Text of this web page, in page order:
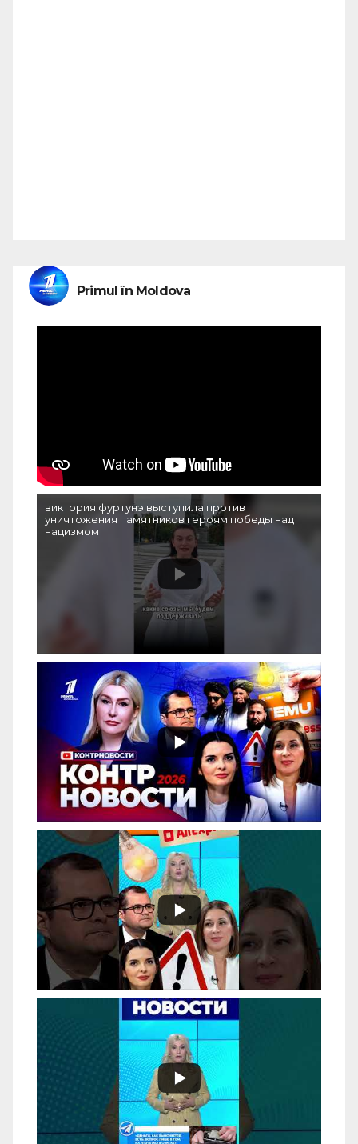
Primul în Moldova
виктория фуртунэ выступила против
уничтожения памятников героям победы над
нацизмом